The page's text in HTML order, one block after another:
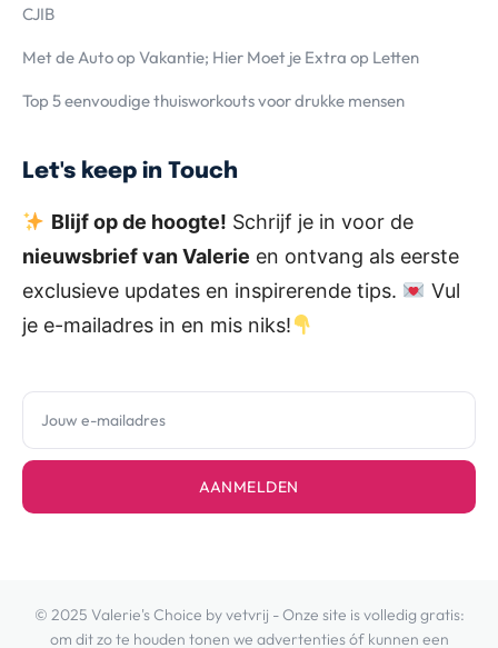
CJIB
Met de Auto op Vakantie; Hier Moet je Extra op Letten
Top 5 eenvoudige thuisworkouts voor drukke mensen
Let's keep in Touch
Blijf op de hoogte! Schrijf je in voor de
nieuwsbrief van Valerie en ontvang als eerste
exclusieve updates en inspirerende tips.
Vul
je e-mailadres in en mis niks!
AANMELDEN
© 2025 Valerie's Choice by vetvrij - Onze site is volledig gratis:
om dit zo te houden tonen we advertenties óf kunnen een